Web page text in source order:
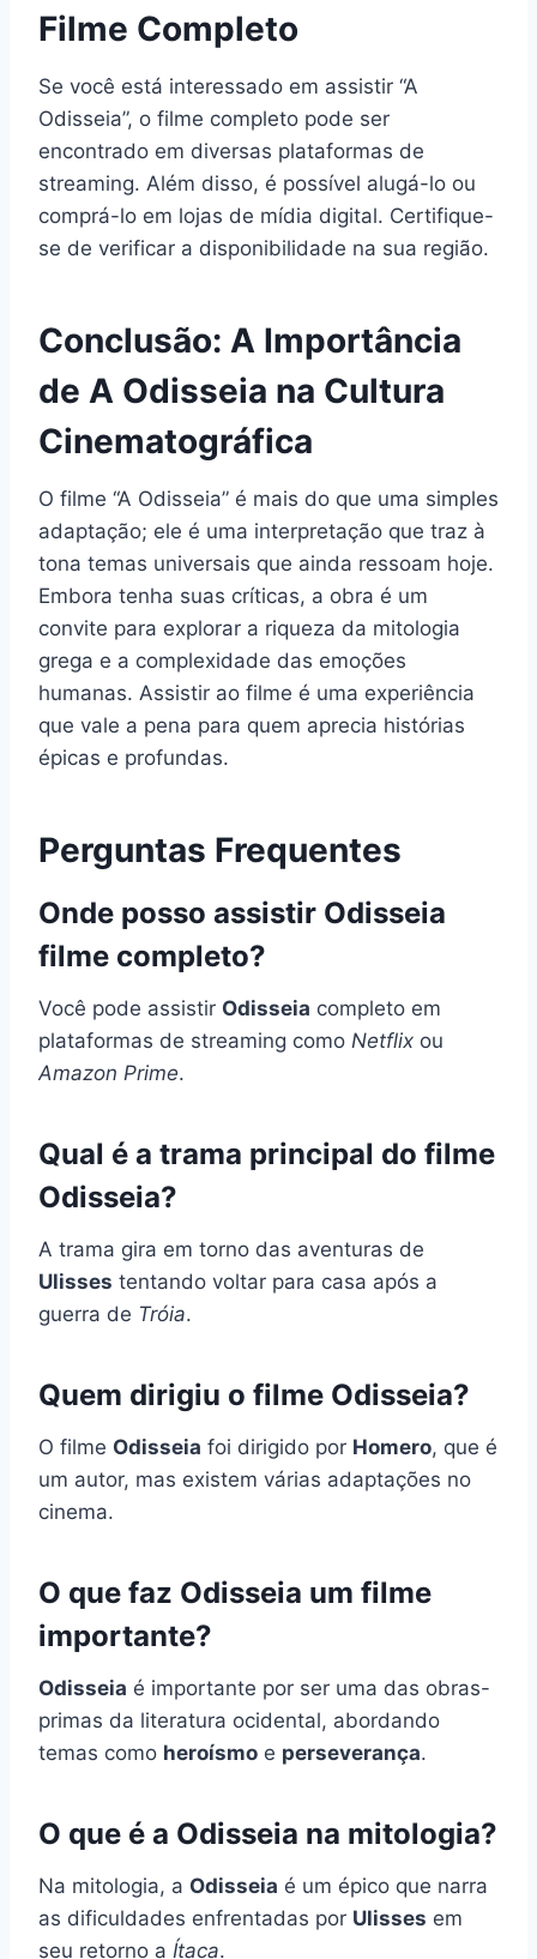
Filme Completo
Se você está interessado em assistir “A
Odisseia”, o filme completo pode ser
encontrado em diversas plataformas de
streaming. Além disso, é possível alugá-lo ou
comprá-lo em lojas de mídia digital. Certifique-
se de verificar a disponibilidade na sua região.
Conclusão: A Importância
de A Odisseia na Cultura
Cinematográfica
O filme “A Odisseia” é mais do que uma simples
adaptação; ele é uma interpretação que traz à
tona temas universais que ainda ressoam hoje.
Embora tenha suas críticas, a obra é um
convite para explorar a riqueza da mitologia
grega e a complexidade das emoções
humanas. Assistir ao filme é uma experiência
que vale a pena para quem aprecia histórias
épicas e profundas.
Perguntas Frequentes
Onde posso assistir Odisseia
filme completo?
Você pode assistir Odisseia completo em
plataformas de streaming como Netflix ou
Amazon Prime.
Qual é a trama principal do filme
Odisseia?
A trama gira em torno das aventuras de
Ulisses tentando voltar para casa após a
guerra de Tróia.
Quem dirigiu o filme Odisseia?
O filme Odisseia foi dirigido por Homero, que é
um autor, mas existem várias adaptações no
cinema.
O que faz Odisseia um filme
importante?
Odisseia é importante por ser uma das obras-
primas da literatura ocidental, abordando
temas como heroísmo e perseverança.
O que é a Odisseia na mitologia?
Na mitologia, a Odisseia é um épico que narra
as dificuldades enfrentadas por Ulisses em
seu retorno a Ítaca.